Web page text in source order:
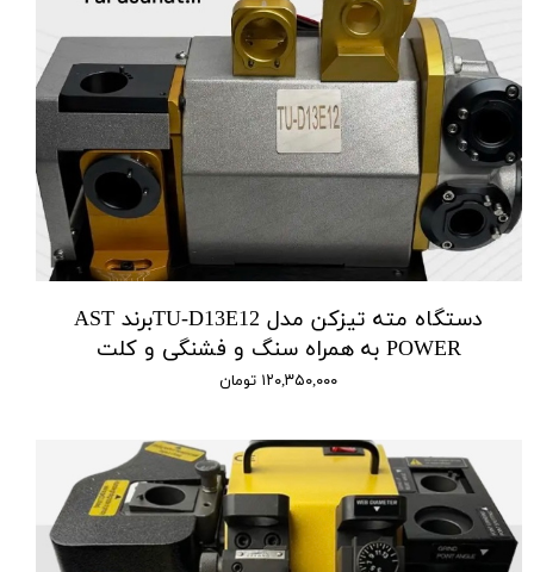
دستگاه مته تیزکن مدل TU-D13E12برند AST
POWER به همراه سنگ و فشنگی و کلت
۱۲۰,۳۵۰,۰۰۰ تومان